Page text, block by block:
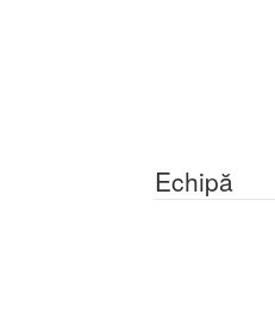
Echipă